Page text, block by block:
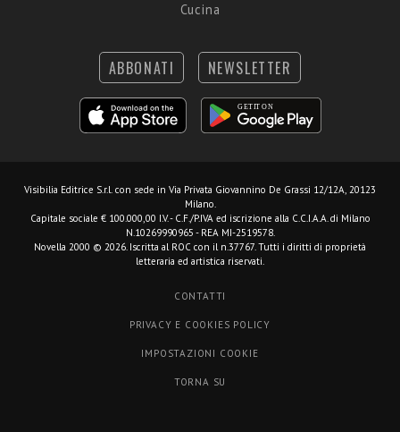
Cucina
ABBONATI NEWSLETTER
Visibilia Editrice S.r.l. con sede in Via Privata Giovannino De Grassi 12/12A, 20123
Milano.
Capitale sociale € 100.000,00 I.V. - C.F./P.IVA ed iscrizione alla C.C.I.A.A. di Milano
N.10269990965 - REA MI-2519578.
Novella 2000 © 2026. Iscritta al ROC con il n.37767. Tutti i diritti di proprietà
letteraria ed artistica riservati.
CONTATTI
PRIVACY E COOKIES POLICY
IMPOSTAZIONI COOKIE
TORNA SU